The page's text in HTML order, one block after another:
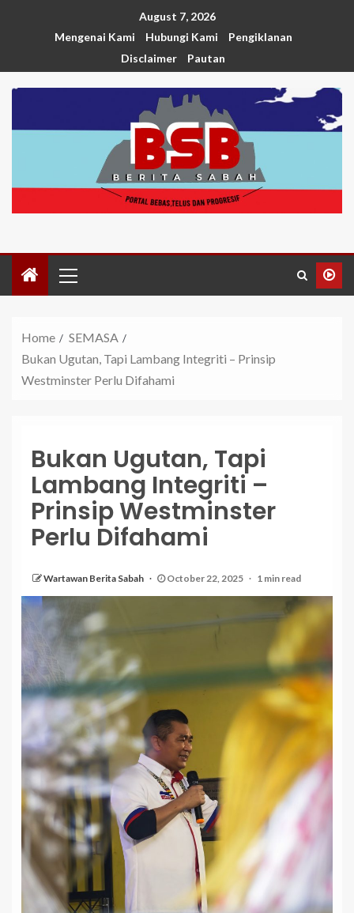
August 7, 2026
Mengenai Kami
Hubungi Kami
Pengiklanan
Disclaimer
Pautan
Home
SEMASA
Bukan Ugutan, Tapi Lambang Integriti – Prinsip
Westminster Perlu Difahami
Bukan Ugutan, Tapi
Lambang Integriti –
Prinsip Westminster
Perlu Difahami
Wartawan Berita Sabah October 22, 2025 1 min read